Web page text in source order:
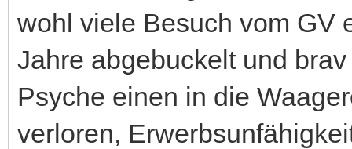
wohl viele Besuch vom GV
Jahre abgebuckelt und
Psyche einen in die
verloren,